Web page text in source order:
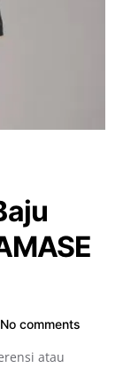
No comments
atau